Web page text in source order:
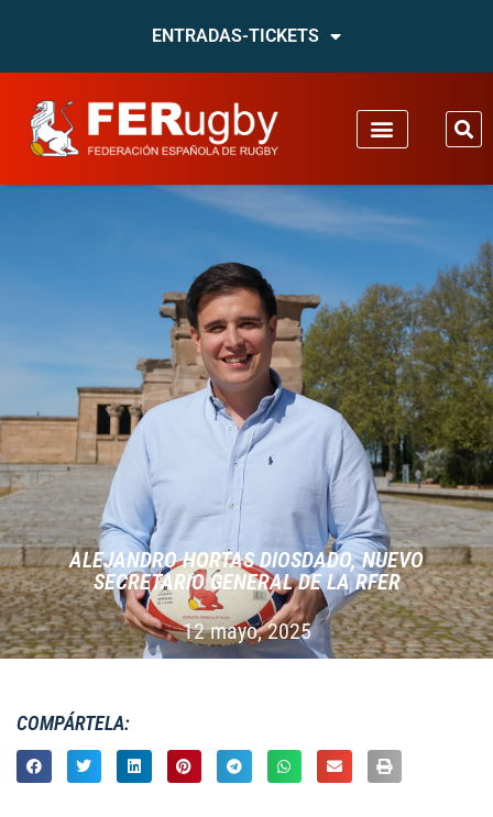
ENTRADAS-TICKETS
ALEJANDRO HORTAS DIOSDADO, NUEVO
SECRETARIO GENERAL DE LA RFER
12 mayo, 2025
COMPÁRTELA: